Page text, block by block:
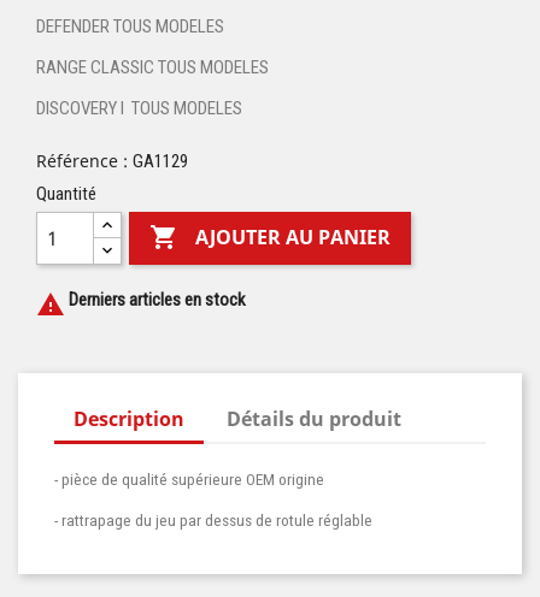
DEFENDER TOUS MODELES
RANGE CLASSIC TOUS MODELES
DISCOVERY I TOUS MODELES
Référence : GA1129
Quantité
 AJOUTER AU PANIER
 Derniers articles en stock
Description Détails du produit
- pièce de qualité supérieure OEM origine
- rattrapage du jeu par dessus de rotule réglable